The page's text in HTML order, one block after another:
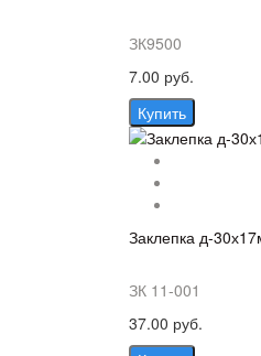
ЗК9500
7.00 руб.
Купить
Заклепка д-
ЗК 11-001
37.00 руб.